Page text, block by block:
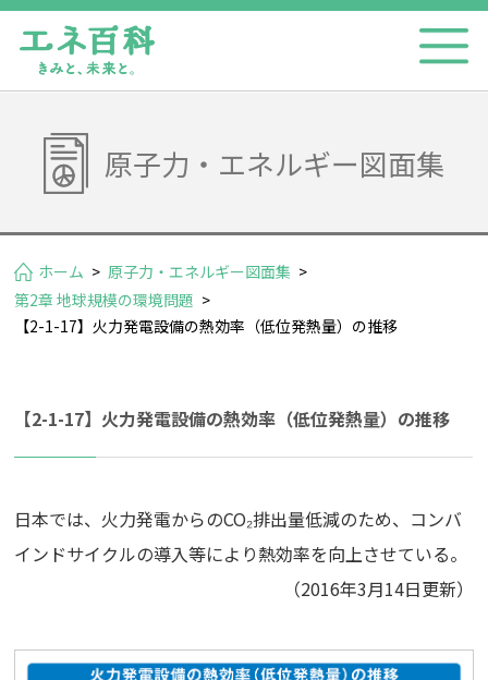
原子力・エネルギー図面集
ホーム > 原子力・エネルギー図面集 >
第2章 地球規模の環境問題 >
【2-1-17】火力発電設備の熱効率（低位発熱量）の推移
【2-1-17】火力発電設備の熱効率（低位発熱量）の推移
日本では、火力発電からのCO₂排出量低減のため、コンバ
インドサイクルの導入等により熱効率を向上させている。
（2016年3月14日更新）